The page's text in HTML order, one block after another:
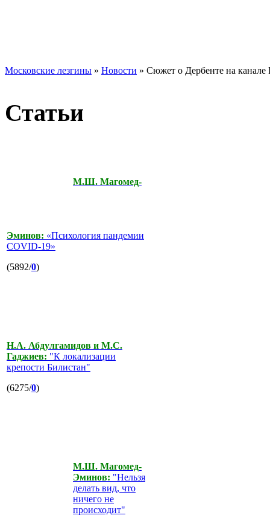
Московские лезгины » Новости » Сюжет о Дербенте на канале
Статьи
М.Ш. Магомед-
Эминов: «Психология пандемии
COVID-19»
(5892/0)
Н.А. Абдулгамидов и М.С.
Гаджиев: "К локализации
крепости Билистан"
(6275/0)
М.Ш. Магомед-
Эминов: "Нельзя
делать вид, что
ничего не
происходит"